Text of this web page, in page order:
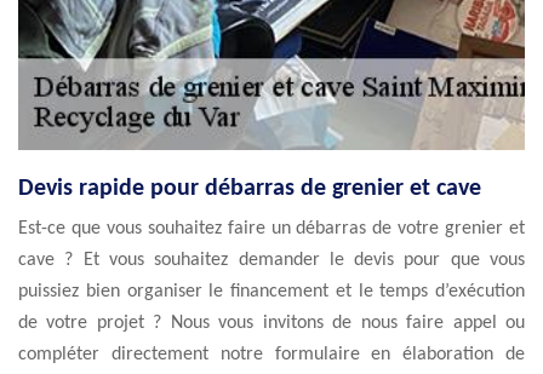
Devis rapide pour débarras de grenier et cave
Est-ce que vous souhaitez faire un débarras de votre grenier et
cave ? Et vous souhaitez demander le devis pour que vous
puissiez bien organiser le financement et le temps d’exécution
de votre projet ? Nous vous invitons de nous faire appel ou
compléter directement notre formulaire en élaboration de